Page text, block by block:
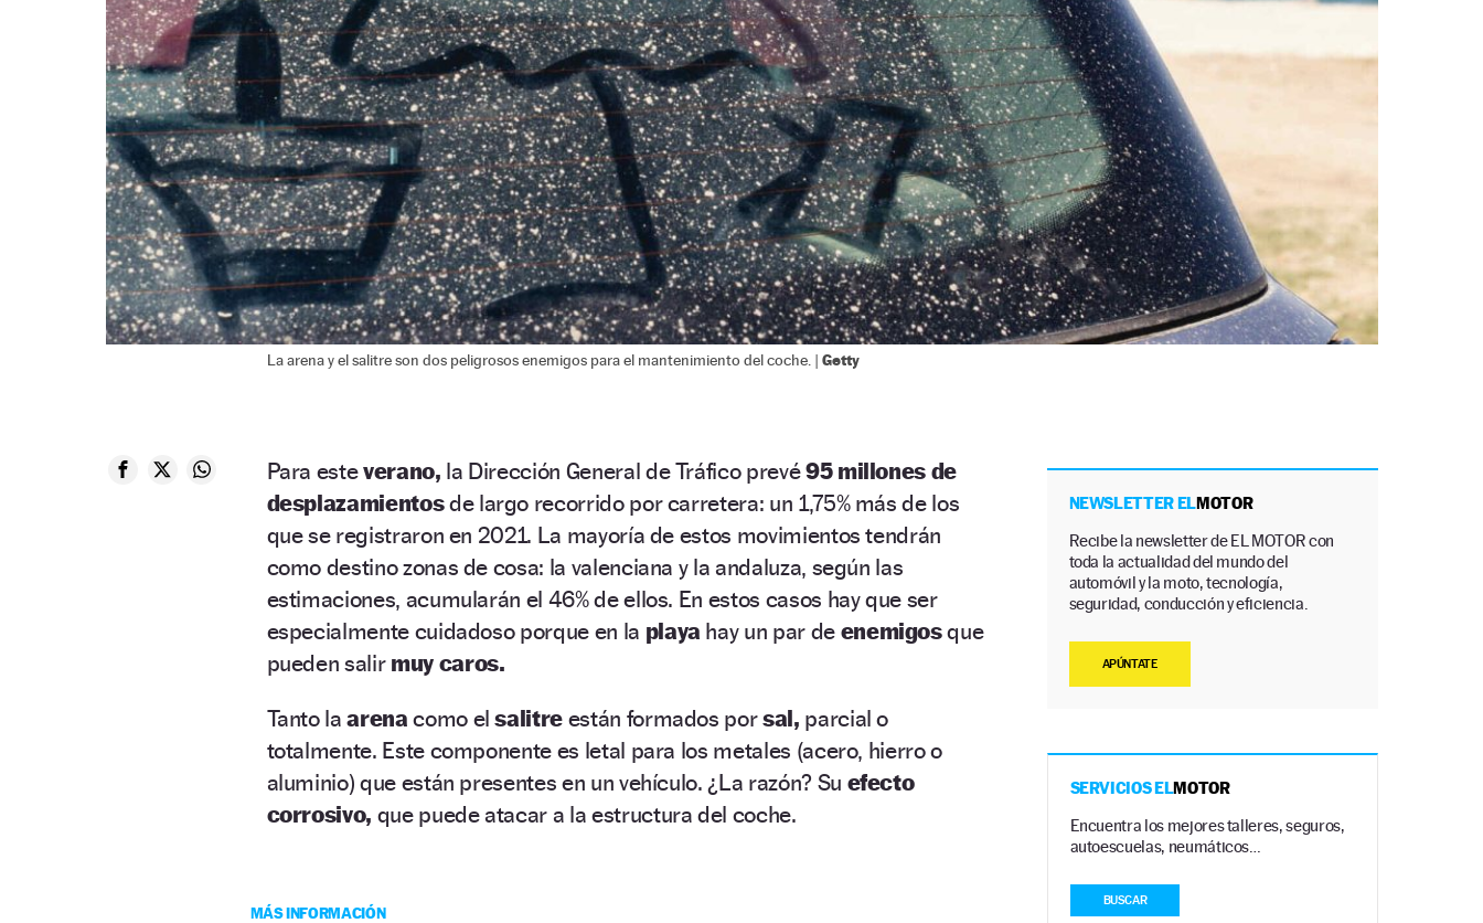
La arena y el salitre son dos peligrosos enemigos para el mantenimiento del coche. | Getty
Para esteverano, la Dirección General de Tráfico prevé95 millones de
desplazamientosde largo recorrido por carretera: un 1,75% más de los
que se registraron en 2021. La mayoría de estos movimientos tendrán
como destino zonas de cosa: la valenciana y la andaluza, según las
estimaciones, acumularán el 46% de ellos. En estos casos hay que ser
especialmente cuidadoso porque en la playa hay un par de enemigosque
pueden salir muy caros.
Tanto laarenacomo elsalitre están formados porsal, parcial o
totalmente. Este componente es letal para los metales (acero, hierro o
aluminio) que están presentes en un vehículo. ¿La razón? Su efecto
corrosivo, que puede atacar a la estructura del coche.
MÁS INFORMACIÓN
NEWSLETTER ELMOTOR
Recibe la newsletter de EL MOTOR con
toda la actualidad del mundo del
automóvil y la moto, tecnología,
seguridad, conducción y eficiencia.
APÚNTATE
SERVICIOS ELMOTOR
Encuentra los mejores talleres, seguros,
autoescuelas, neumáticos…
BUSCAR